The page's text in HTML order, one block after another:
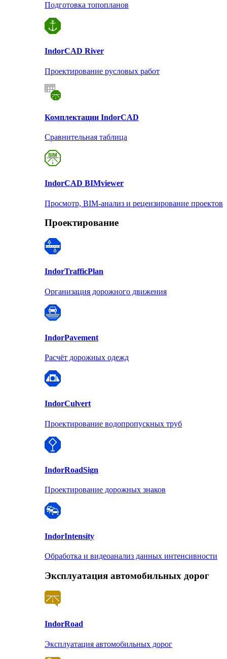
Подготовка топопланов
IndorCAD River
Проектирование русловых работ
Комплектации IndorCAD
Сравнительная таблица
IndorCAD BIMviewer
Просмотр, BIM-анализ и рецензирование проектов
Проектирование
IndorTrafficPlan
Организация дорожного движения
IndorPavement
Расчёт дорожных одежд
IndorCulvert
Проектирование водопропускных труб
IndorRoadSign
Проектирование дорожных знаков
IndorIntensity
Обработка и видеоанализ данных интенсивности
Эксплуатация автомобильных дорог
IndorRoad
Эксплуатация автомобильных дорог